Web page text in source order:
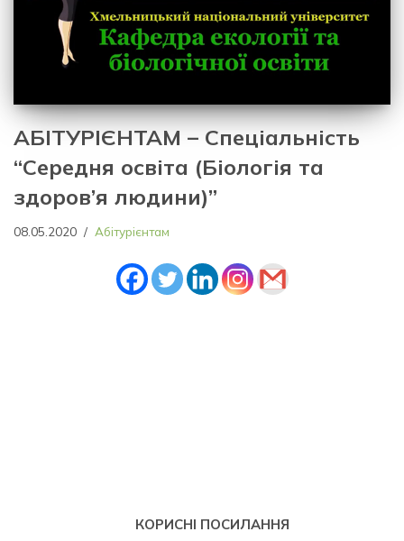
АБІТУРІЄНТАМ – Спеціальність
“Середня освіта (Біологія та
здоров’я людини)”
08.05.2020 Абітурієнтам
КОРИСНІ ПОСИЛАННЯ